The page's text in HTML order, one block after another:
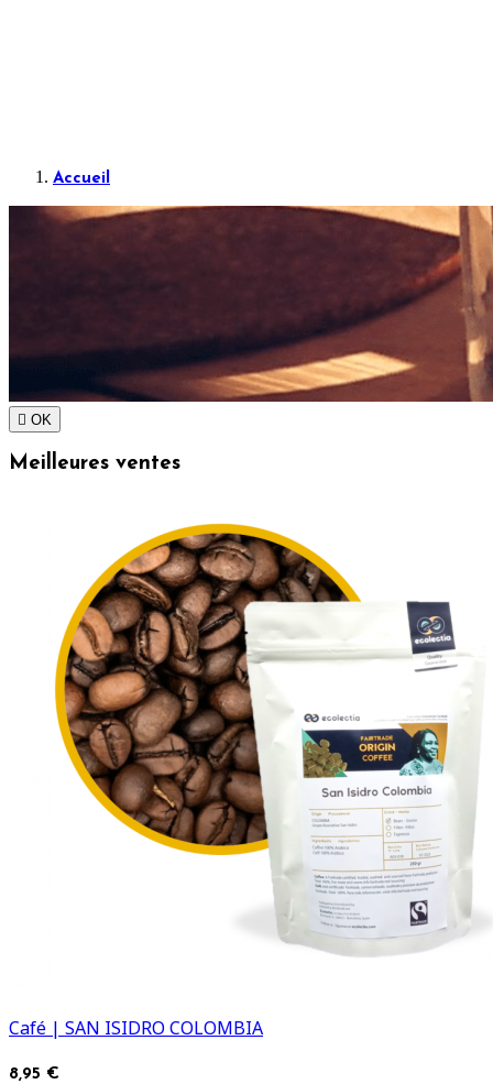
Accueil
 OK
Meilleures ventes
Café | SAN ISIDRO COLOMBIA
8,95 €